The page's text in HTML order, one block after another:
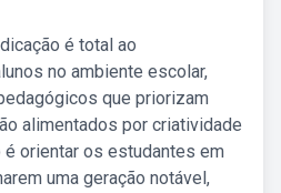
é total ao
no ambiente escolar,
que priorizam
alimentados por criatividade
orientar os estudantes em
uma geração notável,